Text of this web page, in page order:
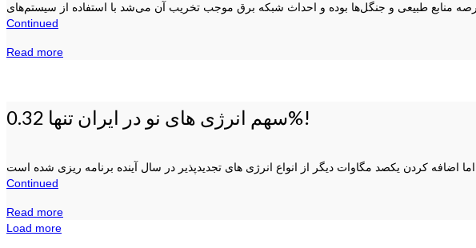
Continued
Read more
سهم انرژی های نو در ایران تنها 0.32%!
Continued
Read more
Load more